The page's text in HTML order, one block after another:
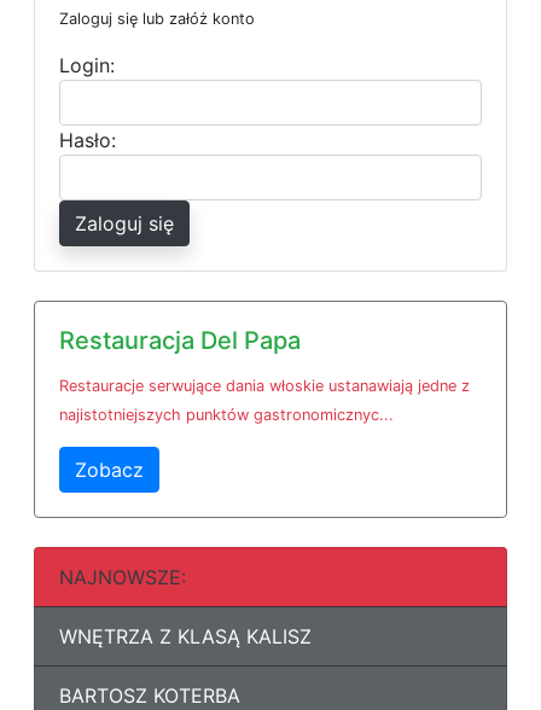
Zaloguj się lub załóż konto
Login:
Hasło:
Zaloguj się
Restauracja Del Papa
Restauracje serwujące dania włoskie ustanawiają jedne z
najistotniejszych punktów gastronomicznyc...
Zobacz
NAJNOWSZE:
WNĘTRZA Z KLASĄ KALISZ
BARTOSZ KOTERBA